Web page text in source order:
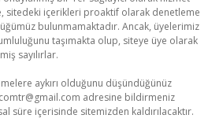
sitedeki içerikleri proaktif olarak denetleme
bulunmamaktadır. Ancak, üyelerimiz
taşımakta olup, siteye üye olarak
sayılırlar.
aykırı olduğunu düşündüğünüz
adresine bildirmeniz
süre içerisinde sitemizden kaldırılacaktır.